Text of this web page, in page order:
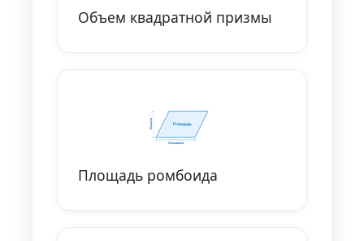
Объем квадратной призмы
Площадь ромбоида